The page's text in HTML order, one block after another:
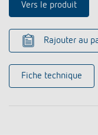
Vers le produit
Rajouter au
Fiche technique